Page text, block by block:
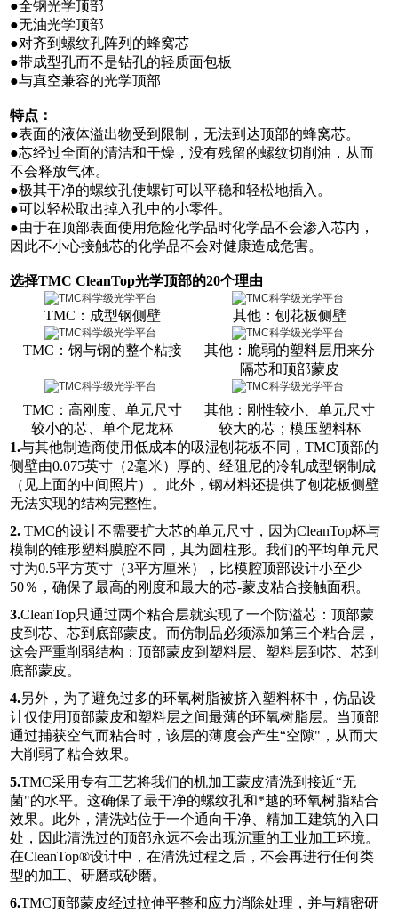
●全钢光学顶部
●无油光学顶部
●对齐到螺纹孔阵列的蜂窝芯
●带成型孔而不是钻孔的轻质面包板
●与真空兼容的光学顶部
特点：
●表面的液体溢出物受到限制，无法到达顶部的蜂窝芯。
●芯经过全面的清洁和干燥，没有残留的螺纹切削油，从而
不会释放气体。
●极其干净的螺纹孔使螺钉可以平稳和轻松地插入。
●可以轻松取出掉入孔中的小零件。
●由于在顶部表面使用危险化学品时化学品不会渗入芯内，
因此不小心接触芯的化学品不会对健康造成危害。
选择TMC CleanTop光学顶部的20个理由
TMC：成型钢侧壁 其他：刨花板侧壁
TMC：钢与钢的整个粘接
其他：脆弱的塑料层用来分
隔芯和顶部蒙皮
TMC：高刚度、单元尺寸
较小的芯、单个尼龙杯
其他：刚性较小、单元尺寸
较大的芯；模压塑料杯
1.与其他制造商使用低成本的吸湿刨花板不同，TMC顶部的
侧壁由0.075英寸（2毫米）厚的、经阻尼的冷轧成型钢制成
（见上面的中间照片）。此外，钢材料还提供了刨花板侧壁
无法实现的结构完整性。
2.TMC的设计不需要扩大芯的单元尺寸，因为CleanTop杯与
模制的锥形塑料膜腔不同，其为圆柱形。我们的平均单元尺
寸为0.5平方英寸（3平方厘米），比模腔顶部设计小至少
50％，确保了最高的刚度和最大的芯-蒙皮粘合接触面积。
3.CleanTop只通过两个粘合层就实现了一个防溢芯：顶部蒙
皮到芯、芯到底部蒙皮。而仿制品必须添加第三个粘合层，
这会严重削弱结构：顶部蒙皮到塑料层、塑料层到芯、芯到
底部蒙皮。
4.另外，为了避免过多的环氧树脂被挤入塑料杯中，仿品设
计仅使用顶部蒙皮和塑料层之间最薄的环氧树脂层。当顶部
通过捕获空气而粘合时，该层的薄度会产生“空隙"，从而大
大削弱了粘合效果。
5.TMC采用专有工艺将我们的机加工蒙皮清洗到接近“无
菌"的水平。这确保了最干净的螺纹孔和*越的环氧树脂粘合
效果。此外，清洗站位于一个通向干净、精加工建筑的入口
处，因此清洗过的顶部永远不会出现沉重的工业加工环境。
在CleanTop®设计中，在清洗过程之后，不会再进行任何类
型的加工、研磨或砂磨。
6.TMC顶部蒙皮经过拉伸平整和应力消除处理，并与精密研